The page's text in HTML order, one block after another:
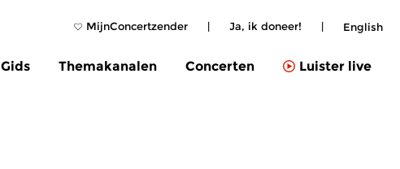
MijnConcertzender | Ja, ik doneer! | English
Gids Themakanalen Concerten Luister live